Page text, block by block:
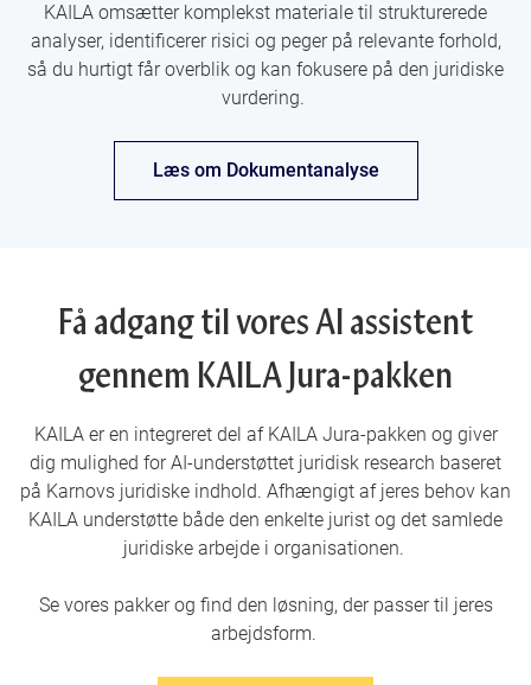
KAILA omsætter komplekst materiale til strukturerede
analyser, identificerer risici og peger på relevante forhold,
så du hurtigt får overblik og kan fokusere på den juridiske
vurdering.
Læs om Dokumentanalyse
Få adgang til vores AI assistent
gennem KAILA Jura-pakken
KAILA er en integreret del af KAILA Jura-pakken og giver
dig mulighed for AI-understøttet juridisk research baseret
på Karnovs juridiske indhold. Afhængigt af jeres behov kan
KAILA understøtte både den enkelte jurist og det samlede
juridiske arbejde i organisationen.
Se vores pakker og find den løsning, der passer til jeres
arbejdsform.